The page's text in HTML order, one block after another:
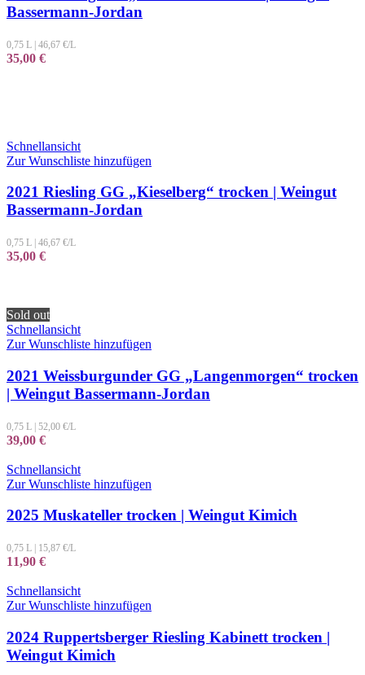
Bassermann-Jordan
0,75 L | 46,67 €/L
35,00 €
Schnellansicht
Zur Wunschliste hinzufügen
2021 Riesling GG „Kieselberg“ trocken | Weingut
Bassermann-Jordan
0,75 L 46,67 €/L
35,00 €
Sold out
Schnellansicht
Zur Wunschliste hinzufügen
2021 Weissburgunder GG „Langenmorgen“ trocken
| Weingut Bassermann-Jordan
0,75 L | 52,00 €/L
39,00 €
Schnellansicht
Zur Wunschliste hinzufügen
2025 Muskateller trocken | Weingut Kimich
0,75 L 15,87 €/L
11,90 €
Schnellansicht
Zur Wunschliste hinzufügen
2024 Ruppertsberger Riesling Kabinett trocken |
Weingut Kimich